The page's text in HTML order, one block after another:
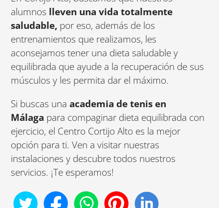
alumnos lleven una vida totalmente
saludable, por eso, además de los
entrenamientos que realizamos, les
aconsejamos tener una dieta saludable y
equilibrada que ayude a la recuperación de sus
músculos y les permita dar el máximo.
Si buscas unaacademia de tenis en
Málaga para compaginar dieta equilibrada con
ejercicio, el Centro Cortijo Alto es la mejor
opción para ti. Ven a visitar nuestras
instalaciones y descubre todos nuestros
servicios. ¡Te esperamos!